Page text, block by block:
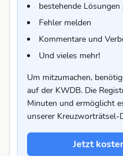
bestehende Lösungen
Fehler melden
Kommentare und
Und vieles mehr!
Um mitzumachen,
auf der KWDB. Die
Minuten und ermöglicht
unserer Kreuzworträtsel-
Jetzt